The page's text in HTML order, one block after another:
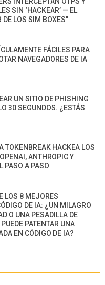
SIN ‘HACKEAR’ — EL
DE LOS SIM BOXES”
FÁCILES PARA
NAVEGADORES DE IA
UN SITIO DE PHISHING
30 SEGUNDOS. ¿ESTÁS
TOKENBREAK HACKEA LOS
ANTHROPIC Y
PASO A PASO
LOS 8 MEJORES
DE IA: ¿UN MILAGRO
O UNA PESADILLA DE
PATENTAR UNA
EN CÓDIGO DE IA?